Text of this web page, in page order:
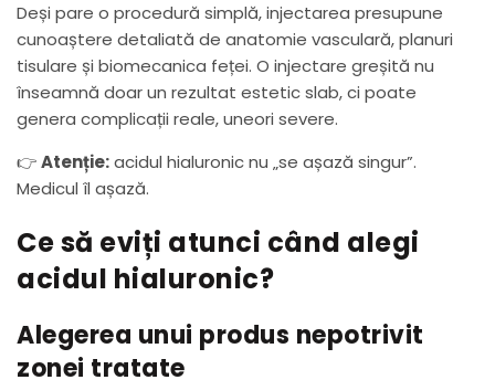
Deși pare o procedură simplă, injectarea presupune
cunoaștere detaliată de anatomie vasculară, planuri
tisulare și biomecanica feței. O injectare greșită nu
înseamnă doar un rezultat estetic slab, ci poate
genera complicații reale, uneori severe.
👉Atenție:acidul hialuronic nu „se așază singur”.
Medicul îl așază.
Ce să eviți atunci când alegi
acidul hialuronic?
Alegerea unui produs nepotrivit
zonei tratate